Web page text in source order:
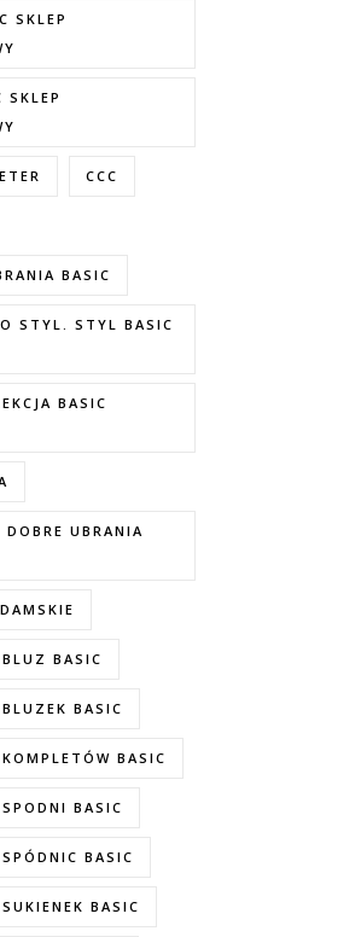
SKLEP
SKLEP
CCC
BASIC
STYL. STYL BASIC
BASIC
UBRANIA
BASIC
BASIC
BASIC
BASIC
BASIC
BASIC